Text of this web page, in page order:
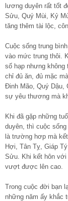
lương duyên rất tốt
Sửu, Quý Mùi, Kỷ
tăng thêm tài lộc,
Cuộc sống trung
vào mức trung thôi.
số hạp nhưng
chỉ đủ ăn, đủ mặc
Đinh Mão, Quý Dậu,
sự yêu thương mà
Khi đã gặp những
duyên, thì cuộc
là trường hơp mà
Hợi, Tân Tỵ, Giáp
Sửu. Khi kết hôn với
vượt được lên cao.
Trong cuộc đời bạn
những năm ấy khắc